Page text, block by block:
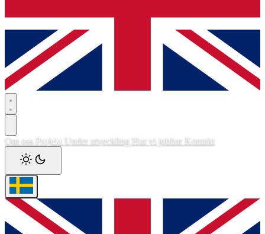
Om oss Projekt Under utveckling Hur vi jobbar Kontakt